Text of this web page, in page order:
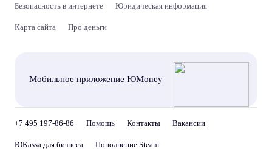
Безопасность в интернете Юридическая информация
Карта сайта Про деньги
Мобильное приложение ЮMoney
+7 495 197-86-86 Помощь Контакты Вакансии
ЮKassa для бизнеса Пополнение Steam